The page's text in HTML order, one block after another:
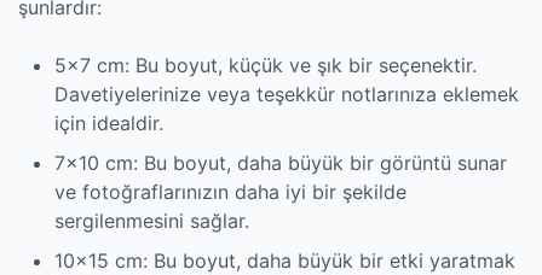
şunlardır:
5×7 cm: Bu boyut, küçük ve şık bir seçenektir.
Davetiyelerinize veya teşekkür notlarınıza eklemek
için idealdir.
7×10 cm: Bu boyut, daha büyük bir görüntü sunar
ve fotoğraflarınızın daha iyi bir şekilde
sergilenmesini sağlar.
10×15 cm: Bu boyut, daha büyük bir etki yaratmak